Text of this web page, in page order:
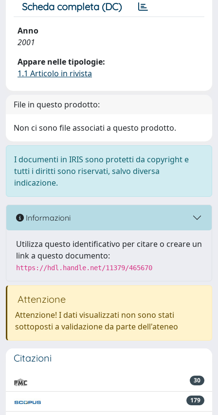
Scheda completa (DC)
Anno
2001
Appare nelle tipologie:
1.1 Articolo in rivista
File in questo prodotto:
Non ci sono file associati a questo prodotto.
I documenti in IRIS sono protetti da copyright e
tutti i diritti sono riservati, salvo diversa
indicazione.
Informazioni
Utilizza questo identificativo per citare o creare un
link a questo documento:
https://hdl.handle.net/11379/465670
Attenzione
Attenzione! I dati visualizzati non sono stati
sottoposti a validazione da parte dell'ateneo
Citazioni
30
179